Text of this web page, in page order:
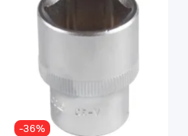
-36%